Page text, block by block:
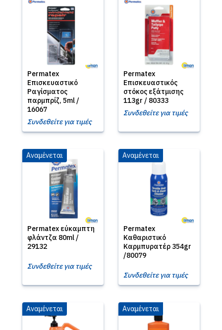
Permatex
Επισκευαστικό
Ραγίσματος
παρμπρίζ, 5ml /
16067
Συνδεθείτε για τιμές
Permatex
Επισκευαστικός
στόκος εξάτμισης
113gr / 80333
Συνδεθείτε για τιμές
Permatex εύκαμπτη
φλάντζα 80ml /
29132
Αναμένεται
Συνδεθείτε για τιμές
Permatex
Καθαριστικό
Καρμπυρατέρ 354gr
/80079
Αναμένεται
Συνδεθείτε για τιμές
Αναμένεται Αναμένεται